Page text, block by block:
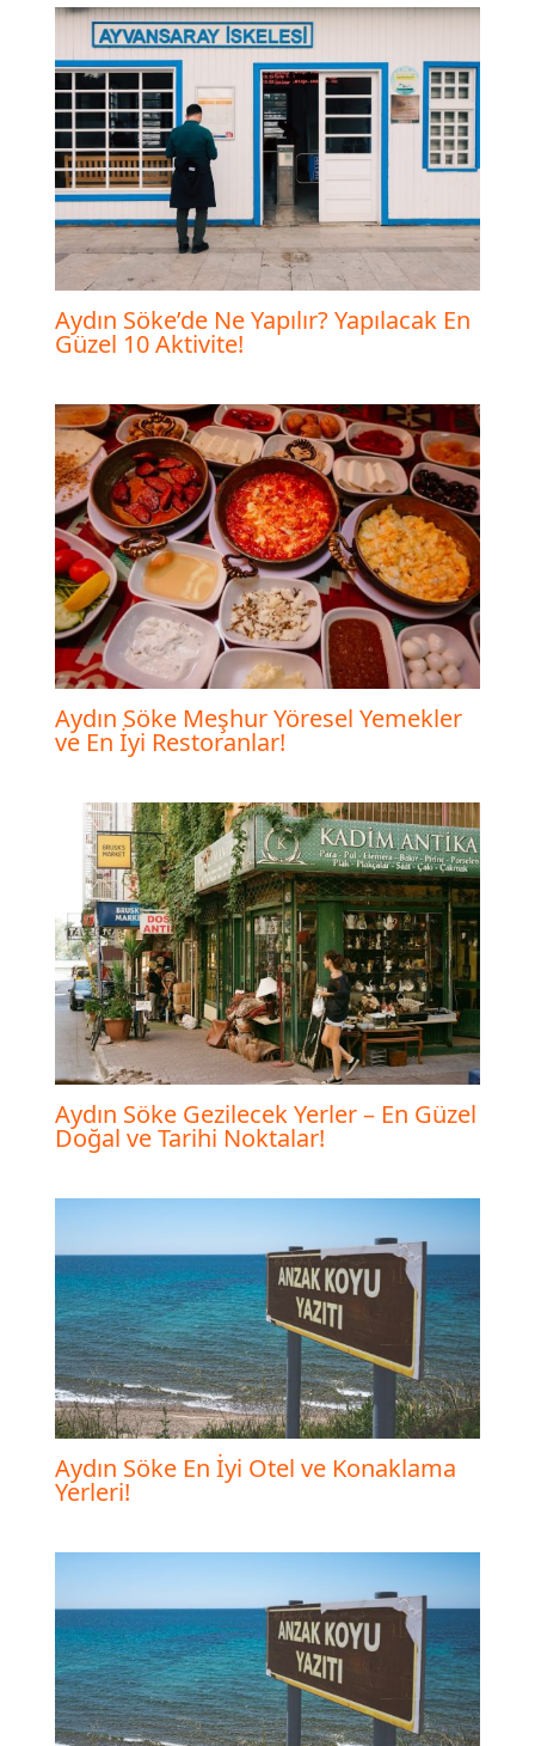
Aydın Söke’de Ne Yapılır? Yapılacak En
Güzel 10 Aktivite!
Aydın Söke Meşhur Yöresel Yemekler
ve En İyi Restoranlar!
Aydın Söke Gezilecek Yerler – En Güzel
Doğal ve Tarihi Noktalar!
Aydın Söke En İyi Otel ve Konaklama
Yerleri!